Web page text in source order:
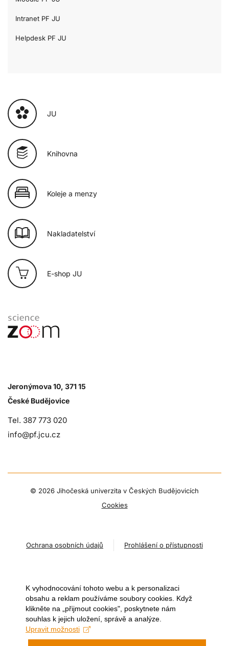
Intranet PF JU
Helpdesk PF JU
JU
Knihovna
Koleje a menzy
Nakladatelství
E-shop JU
Jeronýmova 10, 371 15
České Budějovice
Tel. 387 773 020
info@pf.jcu.cz
© 2026 Jihočeská univerzita v Českých Budějovicích
Cookies
Ochrana osobních údajů Prohlášení o přístupnosti
K vyhodnocování tohoto webu a k personalizaci
obsahu a reklam používáme soubory cookies. Když
klikněte na „přijmout cookies", poskytnete nám
souhlas k jejich uložení, správě a analýze.
Upravit možnosti